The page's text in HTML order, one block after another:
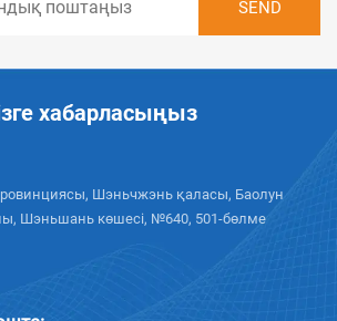
хабарласыңыз
Шэньчжэнь қаласы, Баолун
Шэньшань көшесі, №640, 501-бөлме